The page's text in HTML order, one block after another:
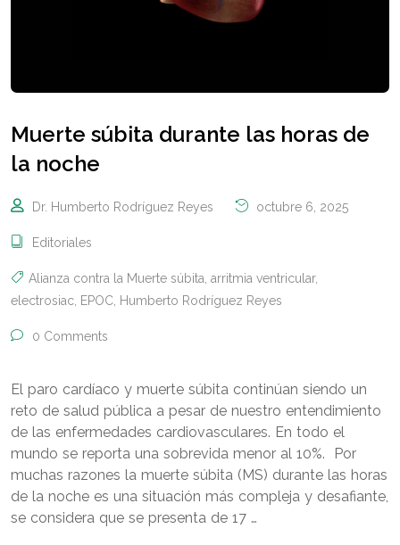
Muerte súbita durante las horas de
la noche
Dr. Humberto Rodríguez Reyes octubre 6, 2025
Editoriales
Alianza contra la Muerte súbita, arritmia ventricular,
electrosiac, EPOC, Humberto Rodríguez Reyes
0 Comments
El paro cardíaco y muerte súbita continúan siendo un
reto de salud pública a pesar de nuestro entendimiento
de las enfermedades cardiovasculares. En todo el
mundo se reporta una sobrevida menor al 10%. Por
muchas razones la muerte súbita (MS) durante las horas
de la noche es una situación más compleja y desafiante,
se considera que se presenta de 17 …